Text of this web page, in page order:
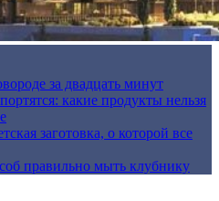
за двадцать минут
какие продукты нельзя
заготовка, о которой все
правильно мыть клубнику